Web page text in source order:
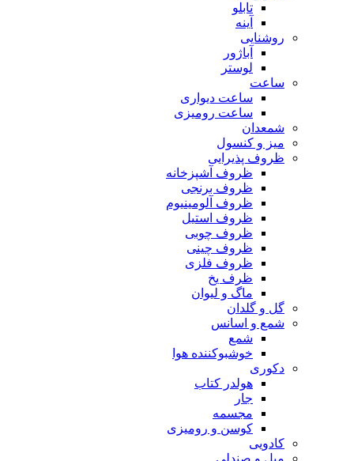
تابلو
آینه
روشنایی
آباژور
لوستر
ساعت
ساعت دیواری
ساعت رومیزی
شمعدان
میز و کنسول
ظروف پذیرایی
ظروف آشپزخانه
ظروف برنجی
ظروف آلومینیوم
ظروف استیل
ظروف چوبی
ظروف چینی
ظروف فلزی
ظرف یخ
ماگ و لیوان
گل و گلدان
شمع و اسانس
شمع
خوشبوکننده هوا
دکوری
هولدر کتاب
جار
مجسمه
کوسن و رومیزی
کادویی
مبل و صندلی